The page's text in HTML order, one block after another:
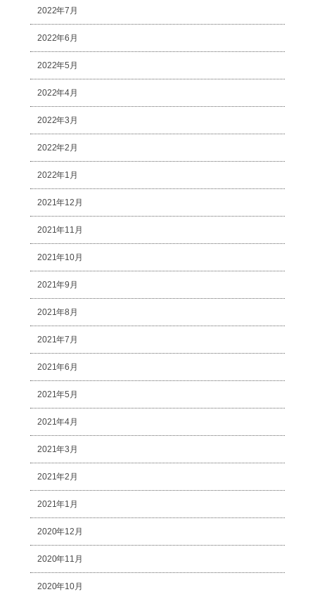
2022年7月
2022年6月
2022年5月
2022年4月
2022年3月
2022年2月
2022年1月
2021年12月
2021年11月
2021年10月
2021年9月
2021年8月
2021年7月
2021年6月
2021年5月
2021年4月
2021年3月
2021年2月
2021年1月
2020年12月
2020年11月
2020年10月